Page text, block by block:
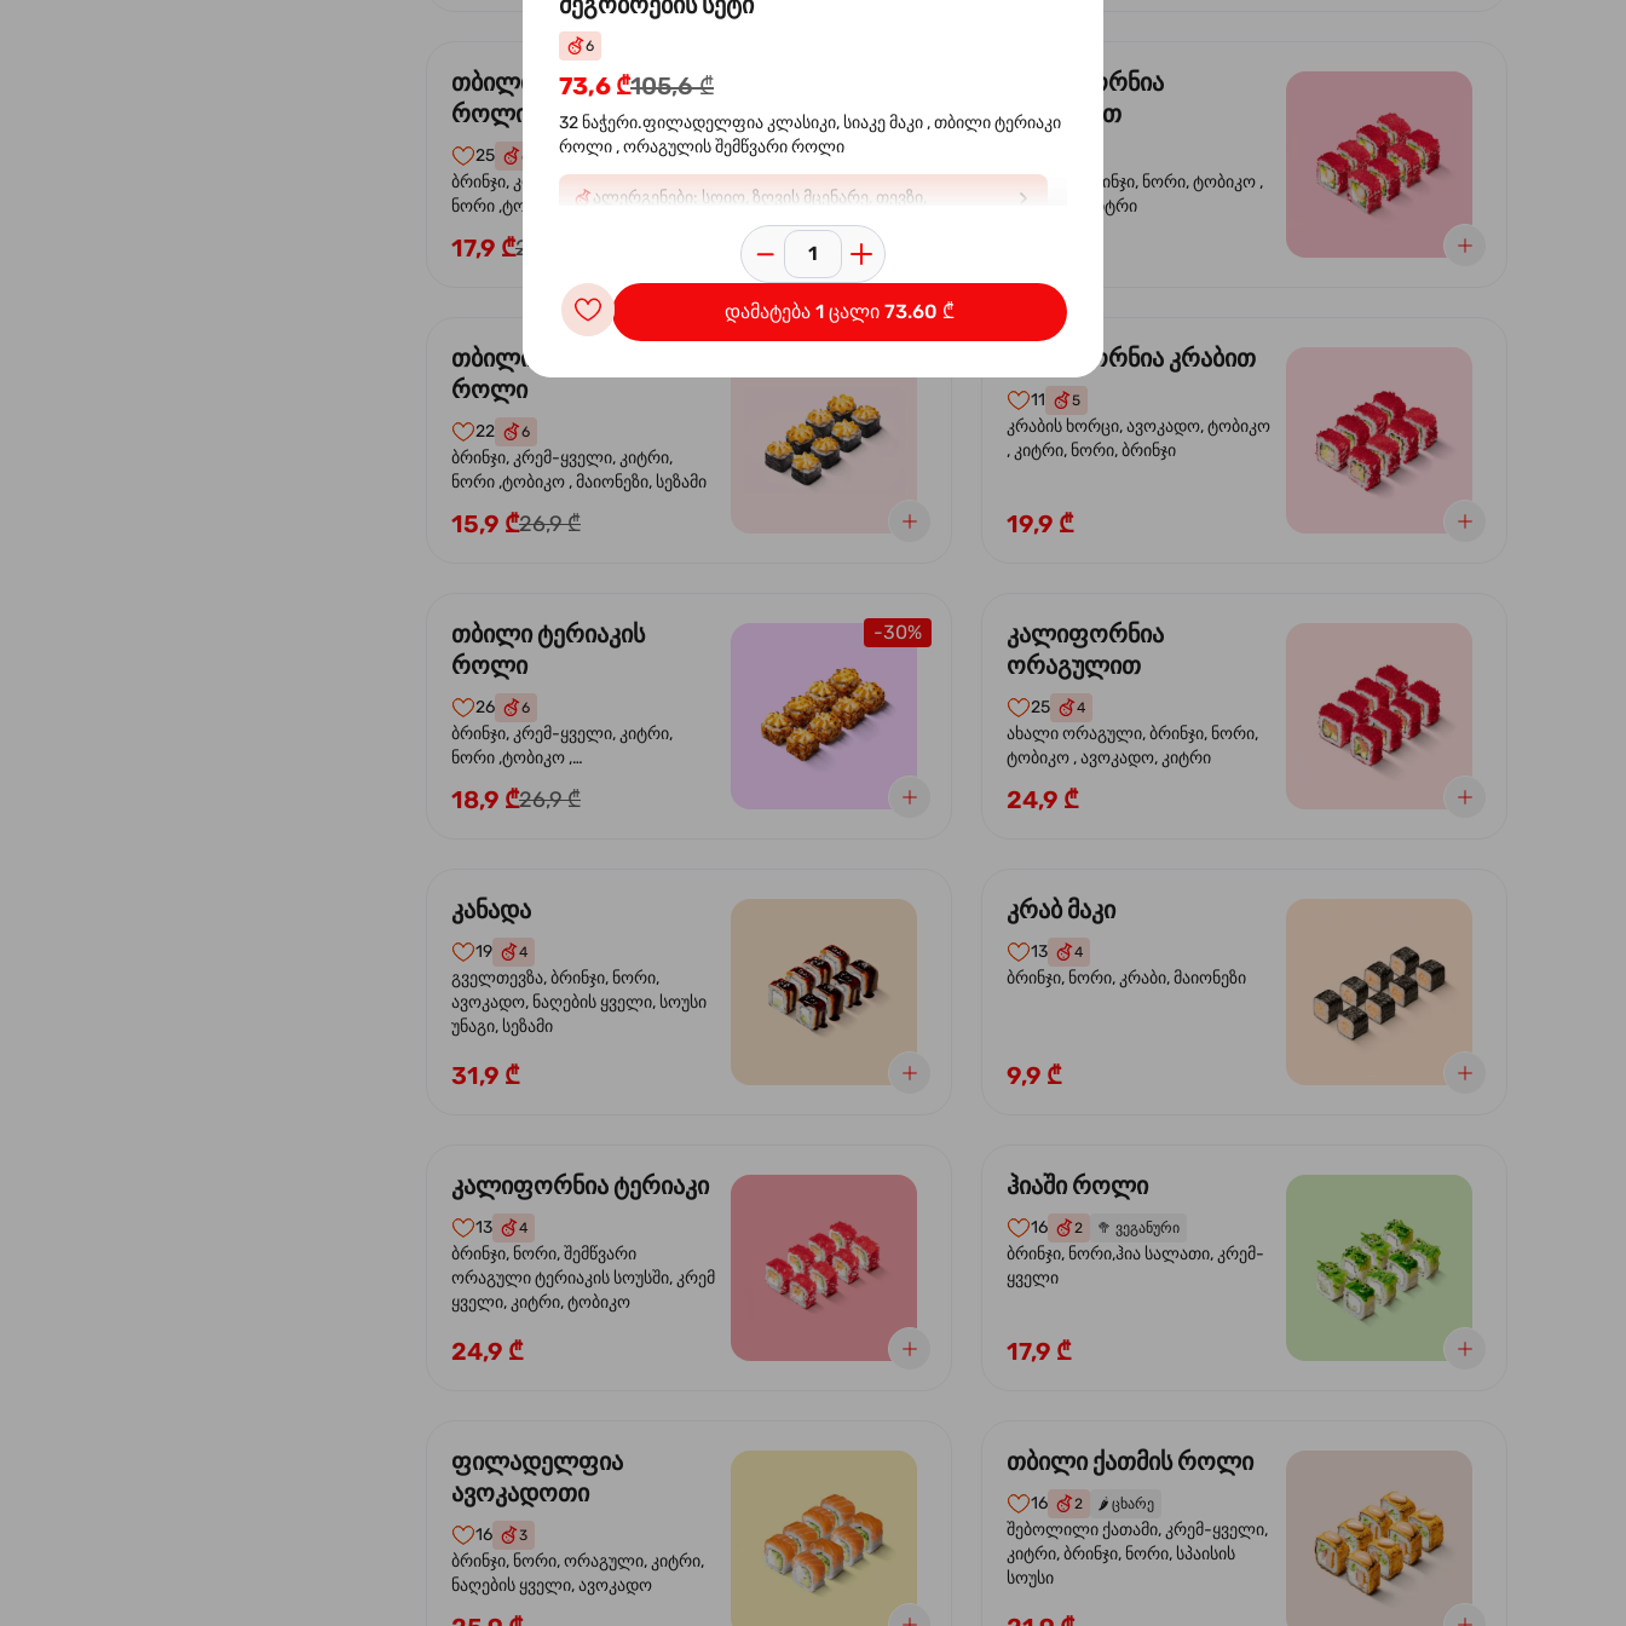
თბილი ორაგულის
როლი
25 6
ბრინჯი, კრემ-ყველი, კიტრი,
ნორი ,ტობიკო , მაიონეზი,
ფოთოლი
17,9 ₾24,9 ₾
კალიფორნია
კრევეტით
კრევეტი, ბრინჯი, ნორი, ტობიკო ,
ავოკადო, კიტრი
თბილი სიყვარული
როლი
22 6
ბრინჯი, კრემ-ყველი, კიტრი,
ნორი ,ტობიკო , მაიონეზი, სეზამი
15,9 ₾26,9 ₾
კალიფორნია კრაბით
11 5
კრაბის ხორცი, ავოკადო, ტობიკო
, კიტრი, ნორი, ბრინჯი
19,9 ₾
-30%
თბილი ტერიაკის
როლი
26 6
ბრინჯი, კრემ-ყველი, კიტრი,
ნორი ,ტობიკო ,
სეზამი, ტერიაკის სოუსი
18,9 ₾26,9 ₾
კალიფორნია
ორაგულით
25 4
ახალი ორაგული, ბრინჯი, ნორი,
ტობიკო , ავოკადო, კიტრი
24,9 ₾
კანადა
19 4
გველთევზა, ბრინჯი, ნორი,
ავოკადო, ნაღების ყველი, სოუსი
უნაგი, სეზამი
31,9 ₾
კრაბ მაკი
13 4
ბრინჯი, ნორი, კრაბი, მაიონეზი
9,9 ₾
კალიფორნია ტერიაკი
13 4
ბრინჯი, ნორი, შემწვარი
ორაგული ტერიაკის სოუსში, კრემ
ყველი, კიტრი, ტობიკო
24,9 ₾
ჰიაში როლი
16 2 🥦 ვეგანური
ბრინჯი, ნორი,ჰია სალათი, კრემ-
ყველი
17,9 ₾
ფილადელფია
ავოკადოთი
16 3
ბრინჯი, ნორი, ორაგული, კიტრი,
ნაღების ყველი, ავოკადო
თბილი ქათმის როლი
16 2 🌶️ ცხარე
შებოლილი ქათამი, კრემ-ყველი,
კიტრი, ბრინჯი, ნორი, სპაისის
სოუსი
6
73,6 ₾105,6 ₾
32 ნაჭერი.ფილადელფია კლასიკი, სიაკე მაკი , თბილი ტერიაკი
როლი , ორაგულის შემწვარი როლი
ალერგენები: სოიო, ზღვის მცენარე, თევზი,
კიბორჩხალა, შირბახტი, ხიზილალა ტობიკო: E129*.
შეიძლება უარყოფითი გავლენა იქონიოს ბავშვებში
აქტივობასა და ყურადღებაზ
დამატება 1 ცალი 73.60 ₾